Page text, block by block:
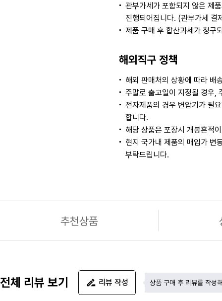
관부가세가 포함되지 않은 제
진행되어집니다. (관부가세 결
제품 구매 후 합산과세가 청구
해외직구 정책
해외 판매처의 상황에 따라 배
주말로 출고일이 지정될 경우,
전자제품의 경우 변압기가 필
합니다.
해당 상품은 포장시 개봉흔적
현지 국가내 제품의 매입가 변
부탁드립니다.
추천상품
전체 리뷰 보기 리뷰 작성 상품 구매 후 리뷰를 작성